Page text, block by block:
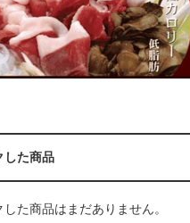
した商品
た商品はまだありません。